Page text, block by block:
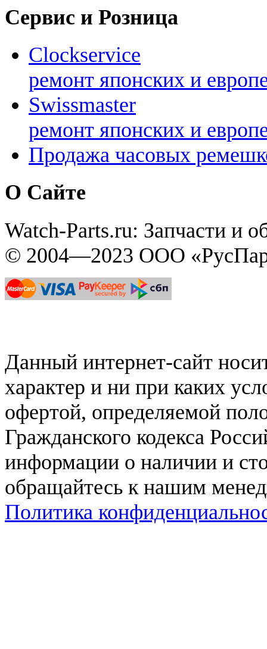
Сервис и Розница
Clockservice
ремонт японских и
Swissmaster
ремонт японских и
Продажа часовых
О Сайте
Watch-Parts.ru: Запчасти и
© 2004—2023 ООО
Данный интернет-сайт
характер и ни при каких
офертой, определяемой
Гражданского кодекса
информации о наличии и
обращайтесь к нашим
Политика